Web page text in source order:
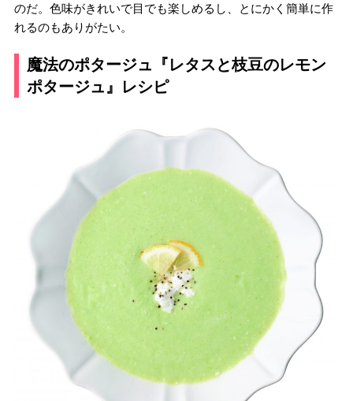
のだ。色味がきれいで目でも楽しめるし、とにかく簡単に作
れるのもありがたい。
魔法のポタージュ『レタスと枝豆のレモン
ポタージュ』レシピ